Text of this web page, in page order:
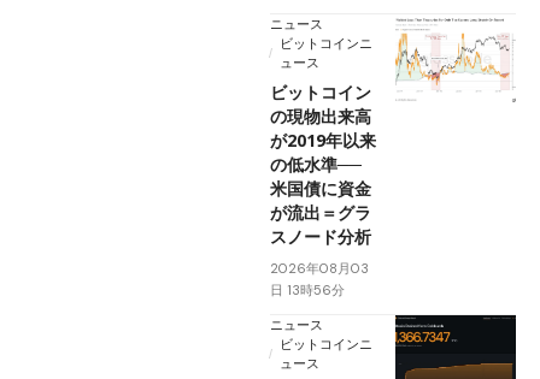
ニュース
ビットコインニ
ュース
ビットコイン
の現物出来高
が2019年以来
の低水準──
米国債に資金
が流出＝グラ
スノード分析
2026年08月03
日 13時56分
ニュース
ビットコインニ
ュース